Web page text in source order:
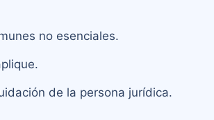
no esenciales.
de la persona jurídica.